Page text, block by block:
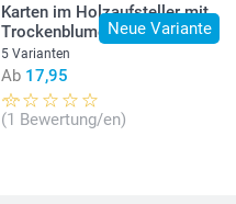
Neue Variante
Karten im Holzaufsteller mit
Trockenblumen
5 Varianten
Ab 17,95
(1 Bewertung/en)